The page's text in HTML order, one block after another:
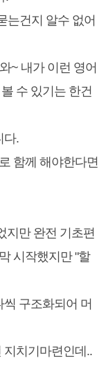
는건지 알수 없어
~ 내가 이런 영어
수 있기는 한건
다.
함께 해야한다면
지만 완전 기초편
시작했지만 "할
구조화되어 머
지치기마련인데..